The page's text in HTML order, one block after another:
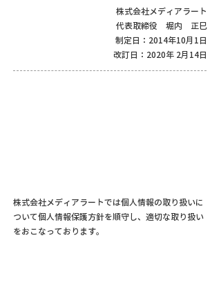
株式会社メディアラート
代表取締役 堀内 正巳
制定日：2014年10月1日
改訂日：2020年 2月14日
株式会社メディアラートでは個人情報の取り扱いに
ついて個人情報保護方針を順守し、適切な取り扱い
をおこなっております。